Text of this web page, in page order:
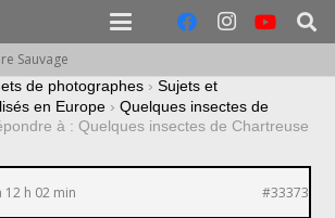
Sauvage
de photographes › Sujets et
en Europe › Quelques insectes de
à : Quelques insectes de Chartreuse
h 02 min #33373